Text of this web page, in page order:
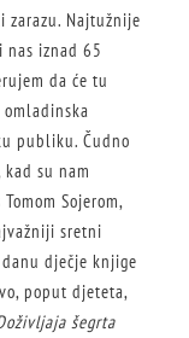
zarazu. Najtužnije
nas iznad 65
da će tu
publiku. Čudno
su nam
Sojerom,
sretni
dječje knjige
poput djeteta,
šegrta